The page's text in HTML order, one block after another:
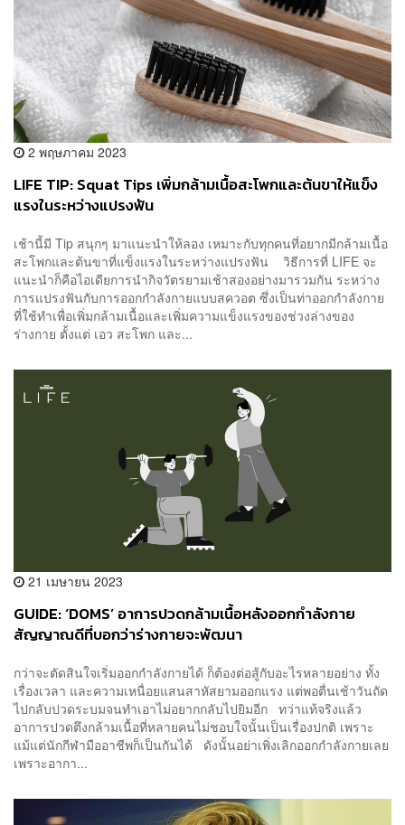
2 พฤษภาคม 2023
LIFE TIP: Squat Tips เพิ่มกล้ามเนื้อสะโพกและต้นขาให้แข็ง
แรงในระหว่างแปรงฟัน
เช้านี้มี Tip สนุกๆ มาแนะนำให้ลอง เหมาะกับทุกคนที่อยากมีกล้ามเนื้อ
สะโพกและต้นขาที่แข็งแรงในระหว่างแปรงฟัน วิธีการที่ LIFE จะ
แนะนำก็คือไอเดียการนำกิจวัตรยามเช้าสองอย่างมารวมกัน ระหว่าง
การแปรงฟันกับการออกกำลังกายแบบสควอต ซึ่งเป็นท่าออกกำลังกาย
ที่ใช้ทำเพื่อเพิ่มกล้ามเนื้อและเพิ่มความแข็งแรงของช่วงล่างของ
ร่างกาย ตั้งแต่ เอว สะโพก และ...
21 เมษายน 2023
GUIDE: ‘DOMS’ อาการปวดกล้ามเนื้อหลังออกกำลังกาย
สัญญาณดีที่บอกว่าร่างกายจะพัฒนา
กว่าจะตัดสินใจเริ่มออกกำลังกายได้ ก็ต้องต่อสู้กับอะไรหลายอย่าง ทั้ง
เรื่องเวลา และความเหนื่อยแสนสาหัสยามออกแรง แต่พอตื่นเช้าวันถัด
ไปกลับปวดระบมจนทำเอาไม่อยากกลับไปยิมอีก ทว่าแท้จริงแล้ว
อาการปวดตึงกล้ามเนื้อที่หลายคนไม่ชอบใจนั้นเป็นเรื่องปกติ เพราะ
แม้แต่นักกีฬามืออาชีพก็เป็นกันได้ ดังนั้นอย่าเพิ่งเลิกออกกำลังกายเลย
เพราะอากา...